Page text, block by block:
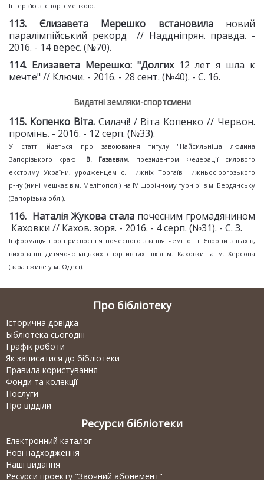
Інтерв'ю зі спортсменкою.
113. Єлизавета Мерешко встановилановий
паралімпійський рекорд // Наддніпрян. правда. -
2016. - 14 верес. (№70).
114. Елизавета Мерешко: "Долгих12 лет я шла к
мечте" // Ключи. - 2016. - 28 сент. (№40). - С. 16.
Видатні земляки-спортсмени
115. Копенко Віта. Силачі! / Віта Копенко // Червон.
промінь. - 2016. - 12 серп. (№33).
У статті йдеться про завоювання титулу "Найсильніша людина
Запорізького краю" В. Газаєвим, президентом Федерації силового
екстриму України, уродженцем с. Нижніх Торгаїв Нижньосірогозького
р‑ну (нині мешкає в м. Мелітополі) на IV щорічному турнірі в м. Бердянську
(Запорізька обл.).
116. Наталія Жукова сталапочесним громадянином
Каховки // Кахов. зоря. - 2016. - 4 серп. (№31). - С. 3.
Інформація про присвоєння почесного звання чемпіонці Європи з шахів,
вихованці дитячо-юнацьких спортивних шкіл м. Каховки та м. Херсона
(зараз живе у м. Одесі).
Про бібліотеку
Історична довідка
Бібліотека сьогодні
Графік роботи
Як записатися до бібліотеки
Правила користування
Фонди та колекції
Послуги
Про відділи
Ресурси бібліотеки
Електронний каталог
Нові надходження
Наші видання
Ресурси проекту "Заочний абонемент"